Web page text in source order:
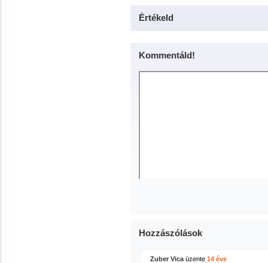
Értékeld
Kommentáld!
Hozzászólások
Zuber Vica üzente 14 éve